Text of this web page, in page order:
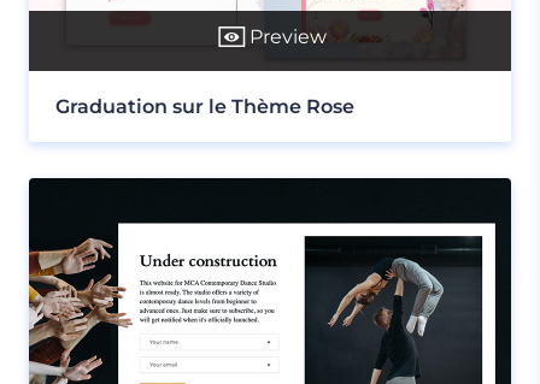
Preview
Graduation sur le Thème Rose